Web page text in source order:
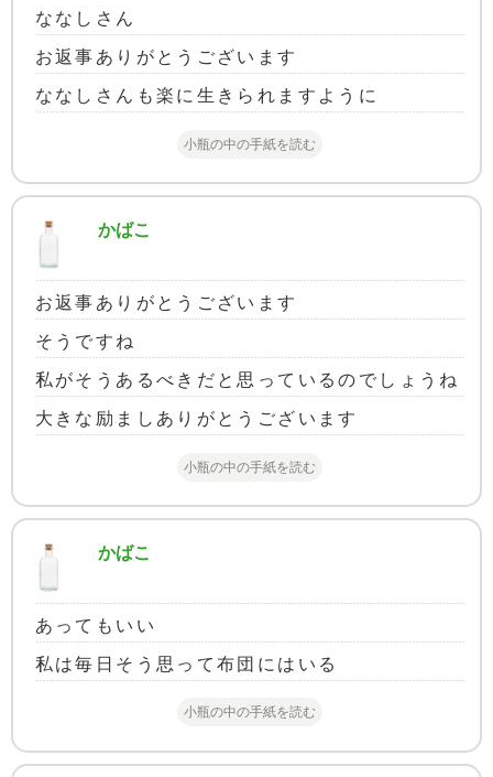
ななしさん
お返事ありがとうございます
ななしさんも楽に生きられますように
小瓶の中の手紙を読む
かばこ
お返事ありがとうございます
そうですね
私がそうあるべきだと思っているのでしょうね
大きな励ましありがとうございます
小瓶の中の手紙を読む
かばこ
あってもいい
私は毎日そう思って布団にはいる
小瓶の中の手紙を読む